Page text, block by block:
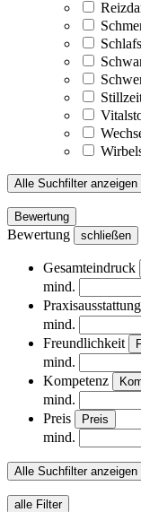
Alle Suchfilter anzeigen
Bewertung
Bewertung schließen
Gesamteindruck
mind.
Praxisausstattung
mind.
Freundlichkeit
mind.
Kompetenz
mind.
Preis
Preis
mind.
Alle Suchfilter anzeigen
alle Filter